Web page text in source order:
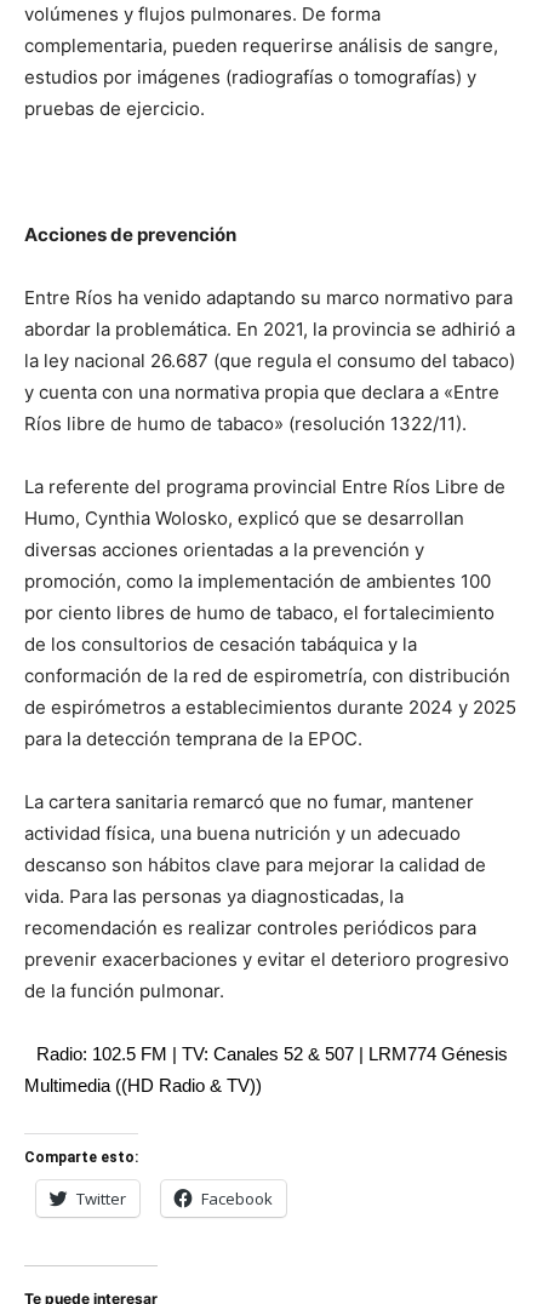
volúmenes y flujos pulmonares. De forma
complementaria, pueden requerirse análisis de sangre,
estudios por imágenes (radiografías o tomografías) y
pruebas de ejercicio.
Acciones de prevención
Entre Ríos ha venido adaptando su marco normativo para
abordar la problemática. En 2021, la provincia se adhirió a
la ley nacional 26.687 (que regula el consumo del tabaco)
y cuenta con una normativa propia que declara a «Entre
Ríos libre de humo de tabaco» (resolución 1322/11).
La referente del programa provincial Entre Ríos Libre de
Humo, Cynthia Wolosko, explicó que se desarrollan
diversas acciones orientadas a la prevención y
promoción, como la implementación de ambientes 100
por ciento libres de humo de tabaco, el fortalecimiento
de los consultorios de cesación tabáquica y la
conformación de la red de espirometría, con distribución
de espirómetros a establecimientos durante 2024 y 2025
para la detección temprana de la EPOC.
La cartera sanitaria remarcó que no fumar, mantener
actividad física, una buena nutrición y un adecuado
descanso son hábitos clave para mejorar la calidad de
vida. Para las personas ya diagnosticadas, la
recomendación es realizar controles periódicos para
prevenir exacerbaciones y evitar el deterioro progresivo
de la función pulmonar.
Radio: 102.5 FM | TV: Canales 52 & 507 | LRM774 Génesis
Multimedia ((HD Radio & TV))
Comparte esto:
Twitter Facebook
Te puede interesar